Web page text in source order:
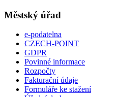
Městský úřad
e-podatelna
CZECH-POINT
GDPR
Povinné informace
Rozpočty
Fakturační údaje
Formuláře ke stažení